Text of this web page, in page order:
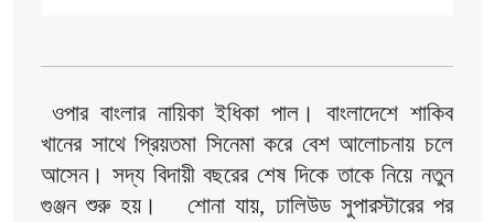
ওপার বাংলার নায়িকা ইধিকা পাল। বাংলাদেশে শাকিব
খানের সাথে প্রিয়তমা সিনেমা করে বেশ আলোচনায় চলে
আসেন। সদ্য বিদায়ী বছরের শেষ দিকে তাকে নিয়ে নতুন
গুঞ্জন শুরু হয়।   শোনা যায়, ঢালিউড সুপারস্টারের পর